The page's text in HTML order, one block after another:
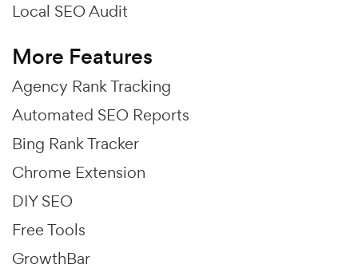
Local SEO Audit
More Features
Agency Rank Tracking
Automated SEO Reports
Bing Rank Tracker
Chrome Extension
DIY SEO
Free Tools
GrowthBar